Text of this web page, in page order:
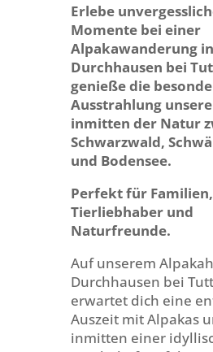
Erlebe
Momente bei einer
Alpakawanderung in
Durchhausen bei
genieße die
Ausstrahlung
inmitten der Natur
Schwarzwald,
und Bodensee.
Perfekt für
Tierliebhaber und
Naturfreunde.
Auf unserem
Durchhausen bei
erwartet dich eine
Auszeit mit Alpakas
inmitten einer